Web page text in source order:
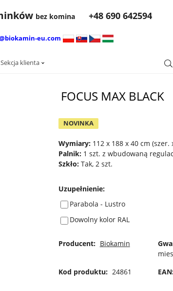
bez komina +48 690 642594
eu.com
Sekcja klienta
FOCUS MAX BLACK
NOVINKA
Wymiary:112 x 188 x 40 cm (szer.
Palnik:1 szt. z wbudowaną
Szkło:Tak, 2 szt.
Uzupełnienie:
Parabola - Lustro
Dowolny kolor RAL
Producent: Biokamin
Kod produktu: 24861